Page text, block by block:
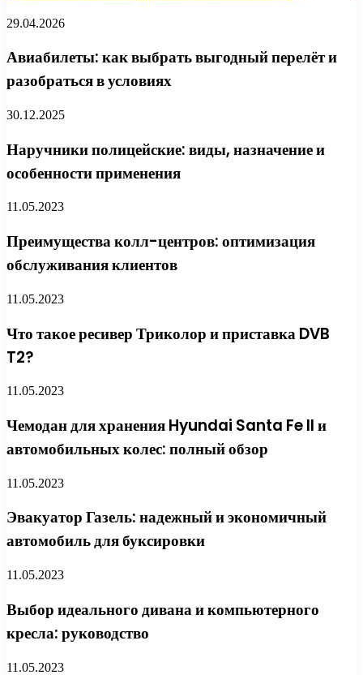
29.04.2026
Авиабилеты: как выбрать выгодный перелёт и
разобраться в условиях
30.12.2025
Наручники полицейские: виды, назначение и
особенности применения
11.05.2023
Преимущества колл-центров: оптимизация
обслуживания клиентов
11.05.2023
Что такое ресивер Триколор и приставка DVB
T2?
11.05.2023
Чемодан для хранения Hyundai Santa Fe II и
автомобильных колес: полный обзор
11.05.2023
Эвакуатор Газель: надежный и экономичный
автомобиль для буксировки
11.05.2023
Выбор идеального дивана и компьютерного
кресла: руководство
11.05.2023